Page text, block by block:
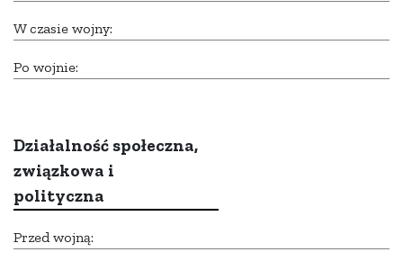
W czasie wojny:
Po wojnie:
Działalność społeczna,
związkowa i
polityczna
Przed wojną: